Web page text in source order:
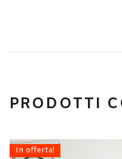
PRODOTTI
In offerta!